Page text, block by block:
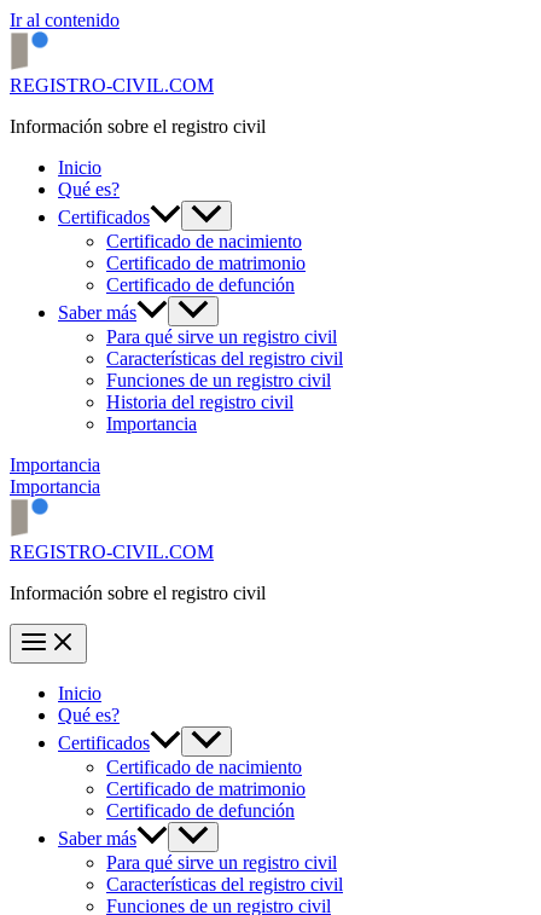
Ir al contenido
REGISTRO-CIVIL.COM
Información sobre el registro civil
Inicio
Qué es?
Certificados
Certificado de nacimiento
Certificado de matrimonio
Certificado de defunción
Saber más
Para qué sirve un registro civil
Características del registro civil
Funciones de un registro civil
Historia del registro civil
Importancia
Importancia
Importancia
REGISTRO-CIVIL.COM
Información sobre el registro civil
Inicio
Qué es?
Certificados
Certificado de nacimiento
Certificado de matrimonio
Certificado de defunción
Saber más
Para qué sirve un registro civil
Características del registro civil
Funciones de un registro civil